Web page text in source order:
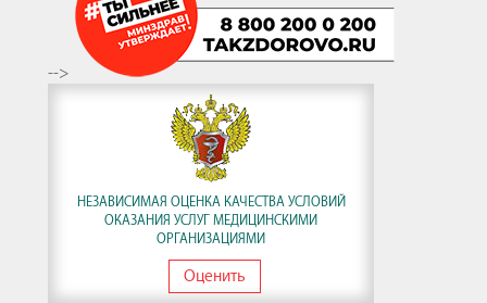
-->
НЕЗАВИСИМАЯ ОЦЕНКА КАЧЕСТВА УСЛОВИЙ
ОКАЗАНИЯ УСЛУГ МЕДИЦИНСКИМИ
ОРГАНИЗАЦИЯМИ
Оценить